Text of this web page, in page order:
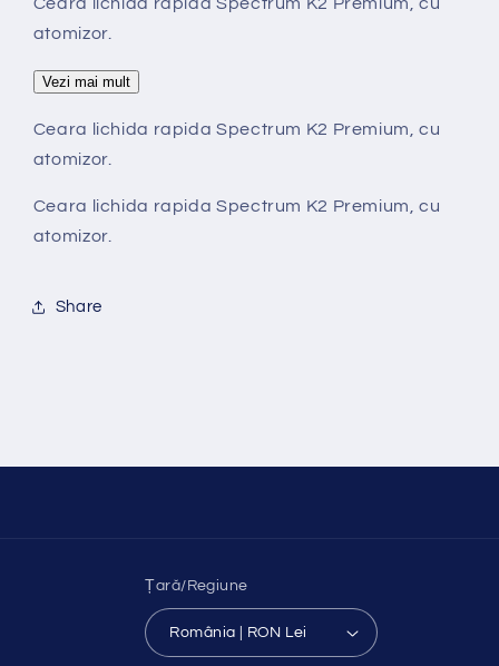
700ml
700ml
atomizor.
Vezi mai mult
Ceara lichida rapida Spectrum K2 Premium, cu
atomizor.
Ceara lichida rapida Spectrum K2 Premium, cu
atomizor.
Share
Țară/Regiune
România | RON Lei